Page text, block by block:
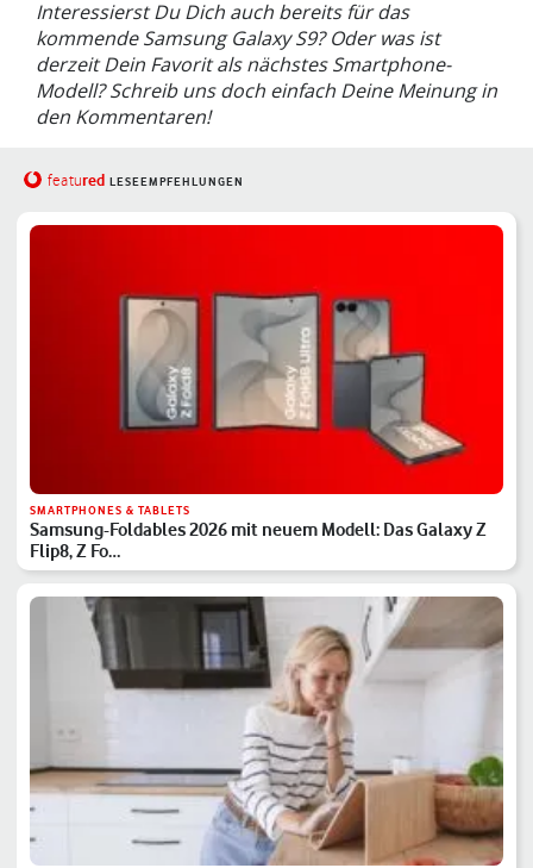
Interessierst Du Dich auch bereits für das
kommende Samsung Galaxy S9? Oder was ist
derzeit Dein Favorit als nächstes Smartphone-
Modell? Schreib uns doch einfach Deine Meinung in
den Kommentaren!
featured LESEEMPFEHLUNGEN
SMARTPHONES & TABLETS
Samsung-Foldables 2026 mit neuem Modell: Das Galaxy Z
Flip8, Z Fo…